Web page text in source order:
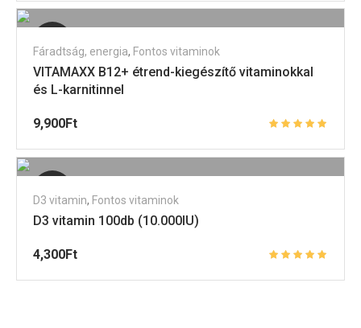
Fáradtság, energia, Fontos vitaminok
VITAMAXX B12+ étrend-kiegészítő vitaminokkal
és L-karnitinnel
9,900Ft
D3 vitamin, Fontos vitaminok
D3 vitamin 100db (10.000IU)
4,300Ft